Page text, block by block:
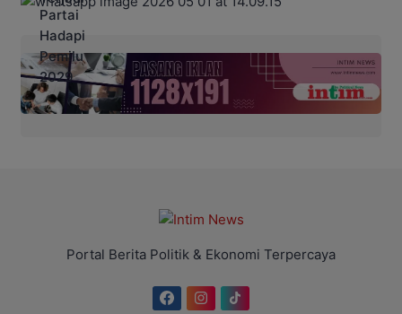
Portal Berita Politik & Ekonomi Terpercaya